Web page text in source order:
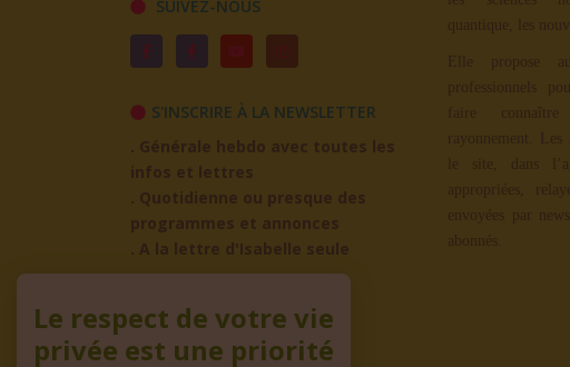
SUIVEZ-NOUS
S'INSCRIRE À LA NEWSLETTER
Le respect de votre vie
privée est une priorité